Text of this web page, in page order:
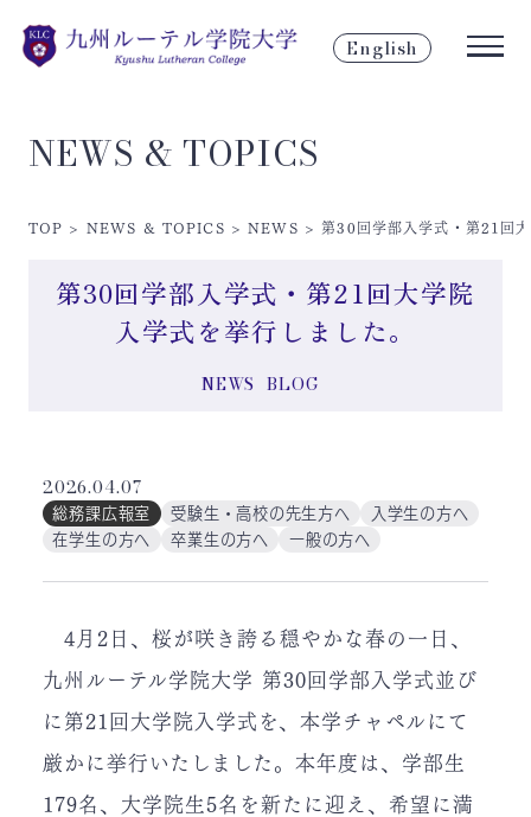
English
NEWS & TOPICS
TOP > NEWS & TOPICS >NEWS > 第30回学部入学式・第21回
第30回学部入学式・第21回大学院
入学式を挙行しました。
NEWS BLOG
2026.04.07
総務課広報室 受験生・高校の先生方へ
入学生の方へ
在学生の方へ
卒業生の方へ 一般の方へ
4月2日、桜が咲き誇る穏やかな春の一日、
九州ルーテル学院大学 第30回学部入学式並び
に第21回大学院入学式を、本学チャペルにて
厳かに挙行いたしました。本年度は、学部生
179名、大学院生5名を新たに迎え、希望に満